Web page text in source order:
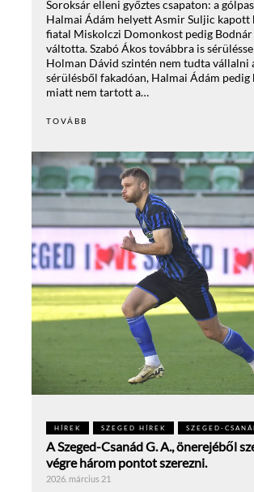
Soroksár elleni győztes csapaton: a
Halmai Ádám helyett Asmir Suljic kapott
fiatal Miskolczi Domonkost pedig Bodnár
váltotta. Szabó Ákos továbbra is
Holman Dávid szintén nem tudta vállalni
sérülésből fakadóan, Halmai Ádám pedig
miatt nem tartott a…
TOVÁBB
HÍREK SZEGED HÍREK SZEGED-
A Szeged-Csanád G. A., önerejéből
végre három pontot szerezni.
2026. március 21